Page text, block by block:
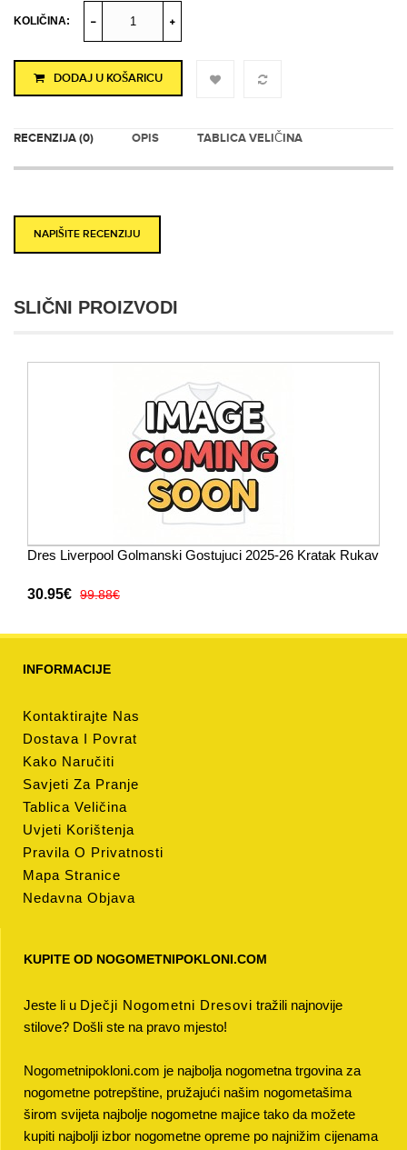
KOLIČINA:
DODAJ U KOŠARICU
RECENZIJA (0) OPIS TABLICA VELIČINA
NAPIŠITE RECENZIJU
SLIČNI PROIZVODI
Dres Liverpool Golmanski Gostujuci 2025-26 Kratak Rukav
30.95€ 99.88€
INFORMACIJE
Kontaktirajte Nas
Dostava I Povrat
Kako Naručiti
Savjeti Za Pranje
Tablica Veličina
Uvjeti Korištenja
Pravila O Privatnosti
Mapa Stranice
Nedavna Objava
KUPITE OD NOGOMETNIPOKLONI.COM
Jeste li u Dječji Nogometni Dresovi tražili najnovije
stilove? Došli ste na pravo mjesto!
Nogometnipokloni.com je najbolja nogometna trgovina za
nogometne potrepštine, pružajući našim nogometašima
širom svijeta najbolje nogometne majice tako da možete
kupiti najbolji izbor nogometne opreme po najnižim cijenama